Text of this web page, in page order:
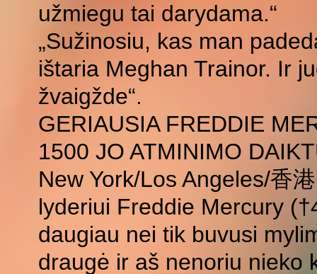
užmiegu tai darydama.“
„Sužinosiu, kas man
ištaria Meghan Trainor. Ir
žvaigžde“.
GERIAUSIA FREDDIE
1500 JO ATMINIMO
New York/Los Angeles/香
lyderiui Freddie Mercury
daugiau nei tik buvusi
draugė ir aš nenoriu nieko